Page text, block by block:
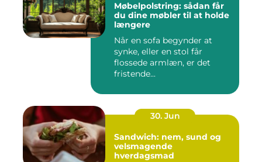
Møbelpolstring: sådan får
du dine møbler til at holde
længere
Når en sofa begynder at
synke, eller en stol får
flossede armlæn, er det
fristende...
30. Jun
Sandwich: nem, sund og
velsmagende
hverdagsmad